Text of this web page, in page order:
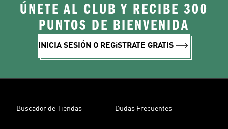
ÚNETE AL CLUB Y RECIBE 300
PUNTOS DE BIENVENIDA
INICIA SESIÓN O REGíSTRATE GRATIS
Buscador de Tiendas Dudas Frecuentes